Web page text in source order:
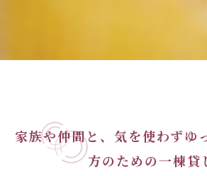
家族や仲間と、気を使わずゆ
方のための一棟貸